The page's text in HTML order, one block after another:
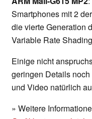
Smartphones mit 2
die vierte Generation
Variable Rate
Einige nicht
geringen Details
und Video natürlich
» Weitere